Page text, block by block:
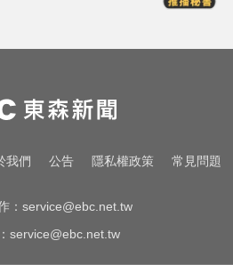
超跑失寵 瑪莎拉蒂將
疫苗被詐10億！醫：4
我們 公告 隱私權政策 常見問題
： service@ebc.net.tw
service@ebc.net.tw